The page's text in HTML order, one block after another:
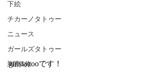
下絵
チカーノタトゥー
ニュース
ガールズタトゥー
胸割5分
girlstattooです！